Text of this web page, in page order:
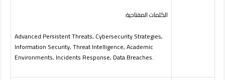
الكلماتالمفتاحية:
Advanced Persistent Threats, Cybersecurity Strategies,
Information Security, Threat Intelligence, Academic
Environments, Incidents Response, Data Breaches.